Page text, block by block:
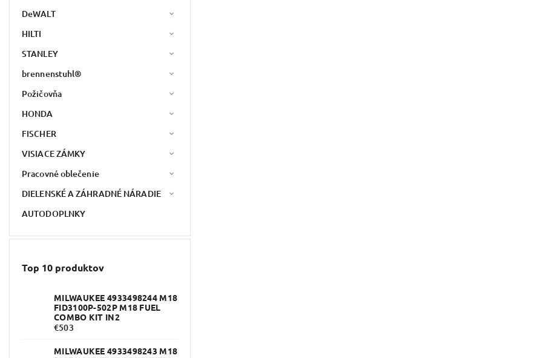
DeWALT
HILTI
STANLEY
brennenstuhl®
Požičovňa
HONDA
FISCHER
VISIACE ZÁMKY
Pracovné oblečenie
DIELENSKÉ A ZÁHRADNÉ NÁRADIE
AUTODOPLNKY
Top 10 produktov
MILWAUKEE 4933498244 M18
FID3100P-502P M18 FUEL
COMBO KIT IN2
€503
MILWAUKEE 4933498243 M18